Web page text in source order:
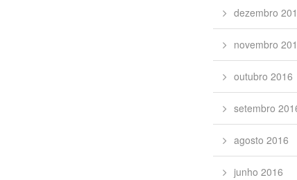
dezembro
novembro
outubro 2016
setembro
agosto 2016
junho 2016